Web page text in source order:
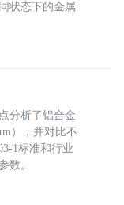
状态下的金属
分析了铝合金
），并对比不
1标准和行业
数。